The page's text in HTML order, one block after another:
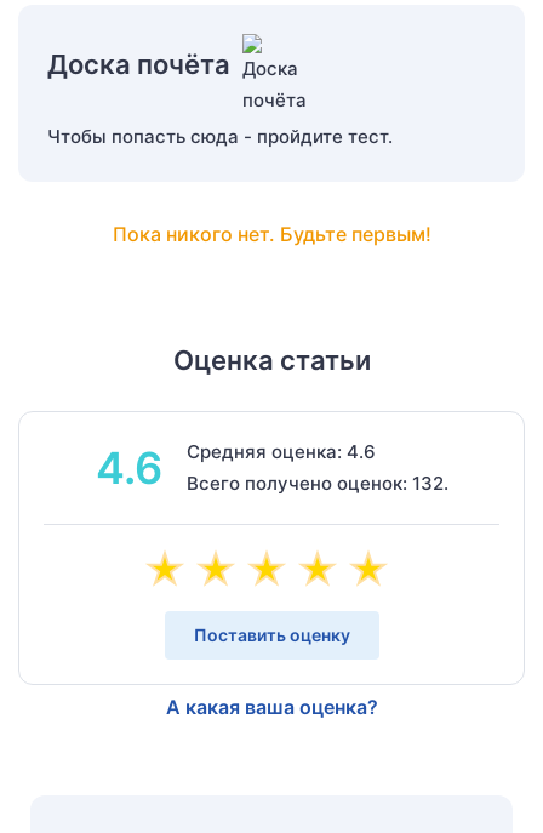
Доска почёта
Чтобы попасть сюда - пройдите тест.
Пока никого нет. Будьте первым!
Оценка статьи
4.6
Средняя оценка: 4.6
Всего получено оценок: 132.
Поставить оценку
А какая ваша оценка?